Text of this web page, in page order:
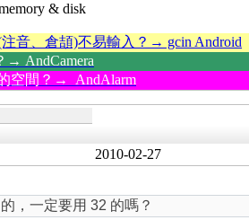
& disk
音、倉頡)不易輸入？→ gcin Android
→ AndCamera
空間？→ AndAlarm
2010-02-27
，一定要用 32 的嗎？